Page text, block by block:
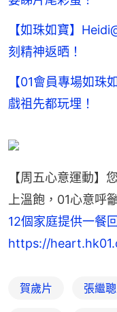
【如珠如寶】
刻精神返晒！
【01會員專場如
戲祖先都玩埋！
【周五心意運動】
上溫飽，01心意呼
12個家庭提供一餐
https://
賀歲片 張繼聰